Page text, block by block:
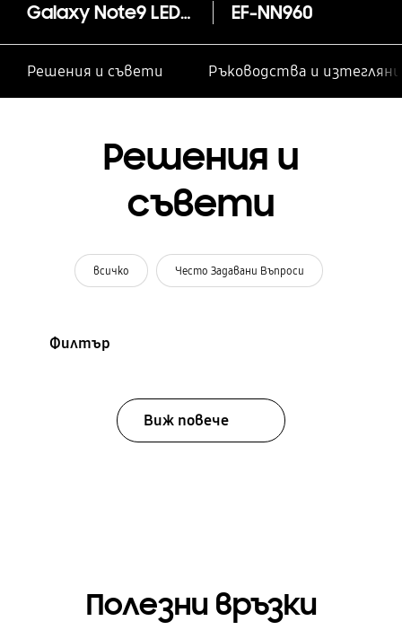
Galaxy Note9 LED View Cover EF-NN960
Решения и съвети Ръководства и
Решения и
съвети
всичко Често Задавани Въпроси
Филтър
Виж повече
Полезни връзки